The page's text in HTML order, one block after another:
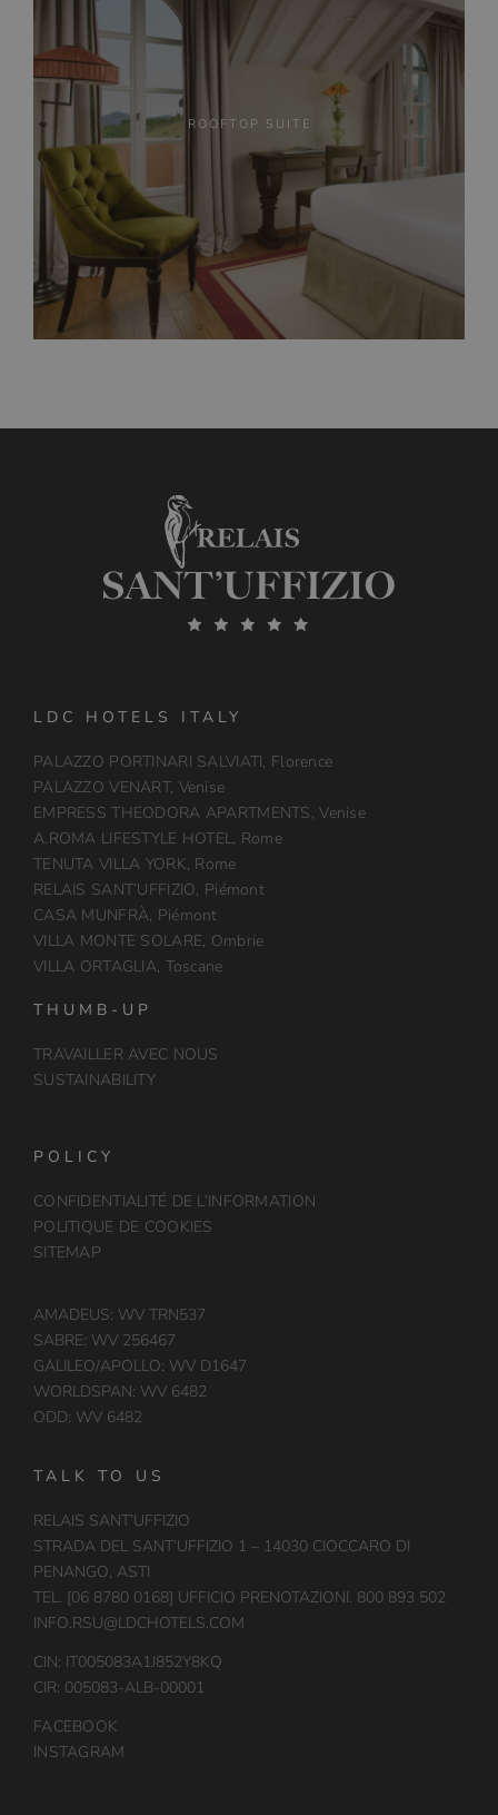
ROOFTOP SUITE
LDC HOTELS ITALY
PALAZZO PORTINARI SALVIATI, Florence
PALAZZO VENART, Venise
EMPRESS THEODORA APARTMENTS, Venise
A.ROMA LIFESTYLE HOTEL, Rome
TENUTA VILLA YORK, Rome
RELAIS SANT’UFFIZIO, Piémont
CASA MUNFRÀ, Piémont
VILLA MONTE SOLARE, Ombrie
VILLA ORTAGLIA, Toscane
THUMB-UP
TRAVAILLER AVEC NOUS
SUSTAINABILITY
POLICY
CONFIDENTIALITÉ DE L’INFORMATION
POLITIQUE DE COOKIES
SITEMAP
AMADEUS: WV TRN537
SABRE: WV 256467
GALILEO/APOLLO: WV D1647
WORLDSPAN: WV 6482
ODD: WV 6482
TALK TO US
RELAIS SANT’UFFIZIO
STRADA DEL SANT’UFFIZIO 1 – 14030 CIOCCARO DI
PENANGO, ASTI
TEL. [06 8780 0168] UFFICIO PRENOTAZIONI. 800 893 502
INFO.RSU@LDCHOTELS.COM
CIN: IT005083A1J852Y8KQ
CIR: 005083-ALB-00001
FACEBOOK
INSTAGRAM